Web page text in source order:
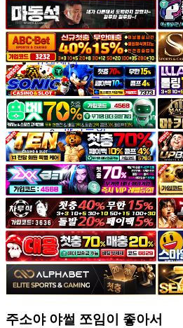
스포츠
기타
야썰
고객센터
공지&이벤트
공지
1:1문의
광고문의
주소야 야썰 쪼임이 좋아서